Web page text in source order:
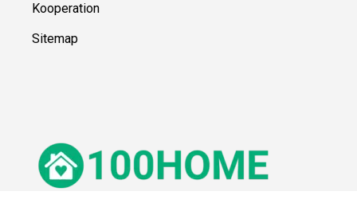
Kooperation
Sitemap